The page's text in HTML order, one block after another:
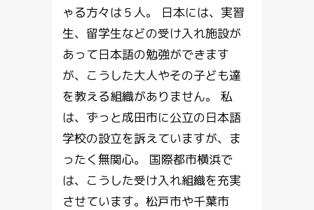
ゃる方々は５人。 日本には、実習
生、留学生などの受け入れ施設が
あって日本語の勉強ができます
が、こうした大人やその子ども達
を教える組織がありません。 私
は、ずっと成田市に公立の日本語
学校の設立を訴えていますが、ま
ったく無関心。 国際都市横浜で
は、こうした受け入れ組織を充実
させています。松戸市や千葉市